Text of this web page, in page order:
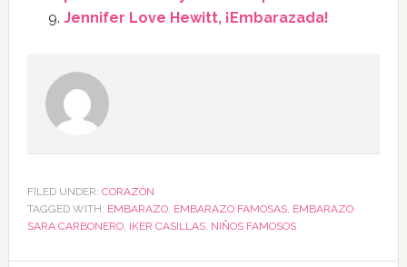
Jennifer Love Hewitt, ¡Embarazada!
FILED UNDER: CORAZÓN
TAGGED WITH: EMBARAZO, EMBARAZO FAMOSAS, EMBARAZO
SARA CARBONERO, IKER CASILLAS, NIÑOS FAMOSOS